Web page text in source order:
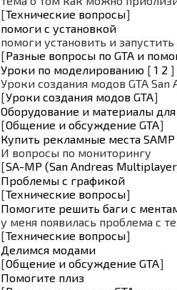
[Технические вопросы]
помоги с установкой
помоги установить и
[Разные вопросы по GTA и
Уроки по моделированию [ 1 2 ]
Уроки создания модов GTA
[Уроки создания модов GTA]
Оборудование и материалы
[Общение и обсуждение GTA]
Купить рекламные места SAMP
И вопросы по мониторингу
[SA-MP (San Andreas
Проблемы с графикой
[Технические вопросы]
Помогите решить баги с
у меня появилась проблема с
[Технические вопросы]
Делимся модами
[Общение и обсуждение GTA]
Помогите плиз